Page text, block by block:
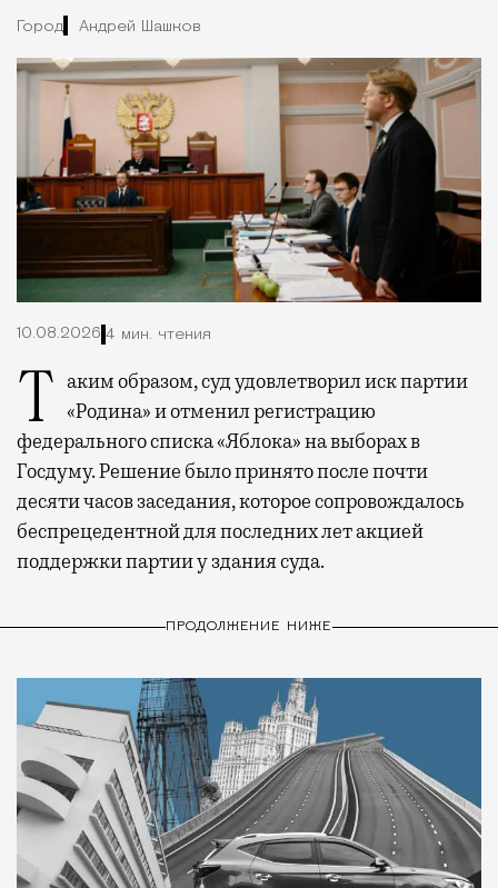
Город Андрей Шашков
10.08.2026 4 мин. чтения
Таким образом, суд удовлетворил иск партии «Родина» и отменил регистрацию
федерального списка «Яблока» на выборах в
Госдуму. Решение было принято после почти
десяти часов заседания, которое сопровождалось
беспрецедентной для последних лет акцией
поддержки партии у здания суда.
ПРОДОЛЖЕНИЕ НИЖЕ